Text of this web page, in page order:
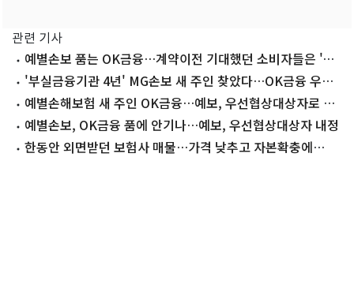
관련 기사
예별손보 품는 OK금융…계약이전 기대했던 소비자들은 '불
안''부실금융기관 4년' MG손보 새 주인 찾았다…OK금융 우협
선정예별손해보험 새 주인 OK금융…예보, 우선협상대상자로 선
정 예별손보, OK금융 품에 안기나…예보, 우선협상대상자 내정
한동안 외면받던 보험사 매물…가격 낮추고 자본확충에